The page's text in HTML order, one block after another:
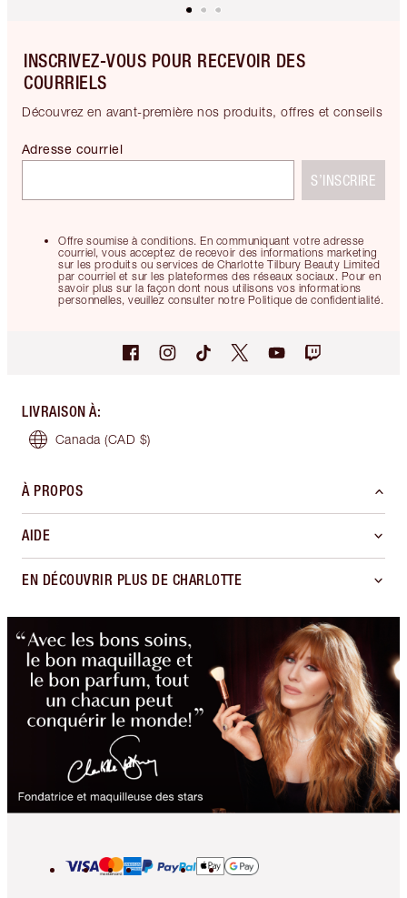
INSCRIVEZ-VOUS POUR RECEVOIR DES
COURRIELS
Découvrez en avant-première nos produits, offres et conseils
Offre soumise à conditions. En communiquant votre adresse
courriel, vous acceptez de recevoir des informations marketing
sur les produits ou services de Charlotte Tilbury Beauty Limited
par courriel et sur les plateformes des réseaux sociaux. Pour en
savoir plus sur la façon dont nous utilisons vos informations
personnelles, veuillez consulter notre Politique de confidentialité.
Adresse courriel
S’INSCRIRE
LIVRAISON À:
Canada (CAD $)
À PROPOS
AIDE
EN DÉCOUVRIR PLUS DE CHARLOTTE